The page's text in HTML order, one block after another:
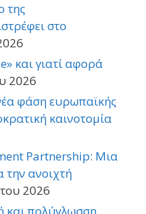
της
στο
και γιατί αφορά
2026
φάση ευρωπαϊκής
καινοτομία
Partnership: Μια
την ανοιχτή
2026